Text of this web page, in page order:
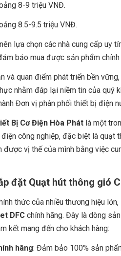
8-9 triệu VNĐ.
8.5-9.5 triệu VNĐ.
lựa chọn các nhà cung cấp
bảo mua được sản phẩm
và quan điểm phát triển bền
nhằm đáp lại niềm tin của quý
Đơn vị phân phối thiết bị điện
Bị Cơ Điện Hòa Phátlà một
công nghiệp, đặc biệt là quạt
được vị thế của mình bằng việc
đặt Quạt hút thông gió
thức của nhiều thương hiệu
DFCchính hãng. Đây là dòng
kết mang đến cho khách hàng:
hãng: Đảm bảo 100% sản